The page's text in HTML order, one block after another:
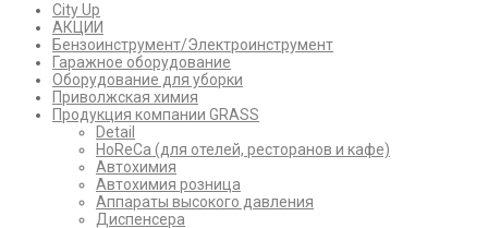
City Up
АКЦИИ
Бензоинструмент/Электроинструмент
Гаражное оборудование
Оборудование для уборки
Приволжская химия
Продукция компании GRASS
Detail
HoReCa (для отелей, ресторанов и кафе)
Автохимия
Автохимия розница
Аппараты высокого давления
Диспенсера